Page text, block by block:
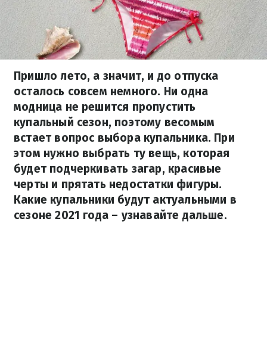
Пришло лето, а значит, и до отпуска
осталось совсем немного. Ни одна
модница не решится пропустить
купальный сезон, поэтому весомым
встает вопрос выбора купальника. При
этом нужно выбрать ту вещь, которая
будет подчеркивать загар, красивые
черты и прятать недостатки фигуры.
Какие купальники будут актуальными в
сезоне 2021 года – узнавайте дальше.